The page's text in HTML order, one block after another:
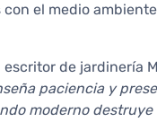
el medio
escritor de jardinería
paciencia y
moderno destruye